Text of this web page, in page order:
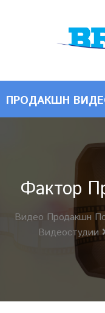
Фактор
Видео Продакшн
Видеостудии